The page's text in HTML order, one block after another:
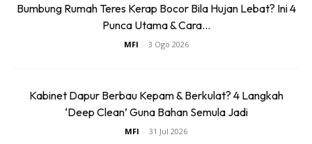
Ads
Bumbung Rumah Teres Kerap Bocor Bila Hujan Lebat? Ini 4
Punca Utama & Cara...
MFI - 3 Ogo 2026
Kabinet Dapur Berbau Kepam & Berkulat? 4 Langkah
‘Deep Clean’ Guna Bahan Semula Jadi
MFI - 31 Jul 2026